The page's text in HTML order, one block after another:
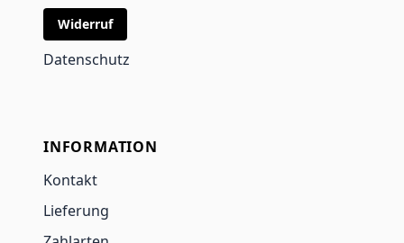
Widerruf
Datenschutz
INFORMATION
Kontakt
Lieferung